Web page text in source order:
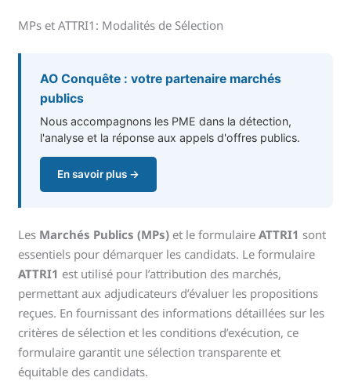
MPs et ATTRI1: Modalités de Sélection
AO Conquête : votre partenaire marchés
publics
Nous accompagnons les PME dans la détection,
l'analyse et la réponse aux appels d'offres publics.
En savoir plus →
Les Marchés Publics (MPs) et le formulaireATTRI1 sont
essentiels pour démarquer les candidats. Le formulaire
ATTRI1 est utilisé pour l’attribution des marchés,
permettant aux adjudicateurs d’évaluer les propositions
reçues. En fournissant des informations détaillées sur les
critères de sélection et les conditions d’exécution, ce
formulaire garantit une sélection transparente et
équitable des candidats.